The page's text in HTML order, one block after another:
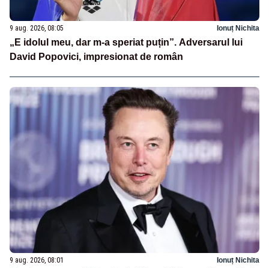
9 aug. 2026, 08:05 Ionuț Nichita
„E idolul meu, dar m-a speriat puțin”. Adversarul lui
David Popovici, impresionat de român
9 aug. 2026, 08:01 Ionuț Nichita